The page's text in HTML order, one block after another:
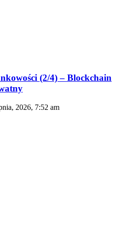
(2/4) – Blockchain
2026, 7:52 am